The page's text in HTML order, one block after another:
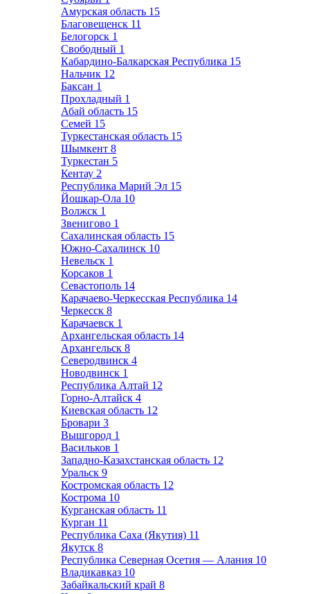
Амурская область 15
Благовещенск 11
Белогорск 1
Свободный 1
Кабардино-Балкарская Республика 15
Нальчик 12
Баксан 1
Прохладный 1
Абай область 15
Семей 15
Туркестанская область 15
Шымкент 8
Туркестан 5
Кентау 2
Республика Марий Эл 15
Йошкар-Ола 10
Волжск 1
Звенигово 1
Сахалинская область 15
Южно-Сахалинск 10
Невельск 1
Корсаков 1
Севастополь 14
Карачаево-Черкесская Республика 14
Черкесск 8
Карачаевск 1
Архангельская область 14
Архангельск 8
Северодвинск 4
Новодвинск 1
Республика Алтай 12
Горно-Алтайск 4
Киевская область 12
Бровари 3
Вышгород 1
Васильков 1
Западно-Казахстанская область 12
Уральск 9
Костромская область 12
Кострома 10
Курганская область 11
Курган 11
Республика Саха (Якутия) 11
Якутск 8
Республика Северная Осетия — Алания 10
Владикавказ 10
Забайкальский край 8